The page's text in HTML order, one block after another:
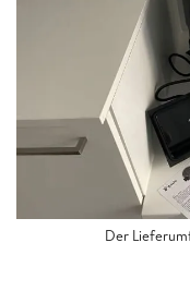
Der